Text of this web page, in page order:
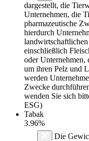
dargestellt, die
Unternehmen, die
pharmazeutische
hierdurch
einschließlich
oder Unternehmen,
um ihren Pelz und
werden
Zwecke
wenden Sie sich
ESG)
Tabak
3.96%
Die